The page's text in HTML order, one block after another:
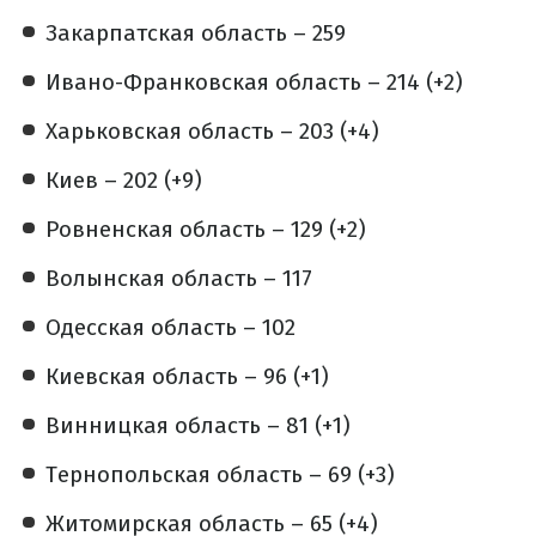
Закарпатская область – 259
Ивано-Франковская область – 214 (+2)
Харьковская область – 203 (+4)
Киев – 202 (+9)
Ровненская область – 129 (+2)
Волынская область – 117
Одесская область – 102
Киевская область – 96 (+1)
Винницкая область – 81 (+1)
Тернопольская область – 69 (+3)
Житомирская область – 65 (+4)